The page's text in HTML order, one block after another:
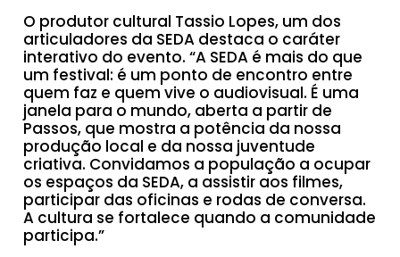
O produtor cultural Tassio Lopes, um dos
articuladores da SEDA destaca o caráter
interativo do evento. “A SEDA é mais do que
um festival: é um ponto de encontro entre
quem faz e quem vive o audiovisual. É uma
janela para o mundo, aberta a partir de
Passos, que mostra a potência da nossa
produção local e da nossa juventude
criativa. Convidamos a população a ocupar
os espaços da SEDA, a assistir aos filmes,
participar das oficinas e rodas de conversa.
A cultura se fortalece quando a comunidade
participa.”